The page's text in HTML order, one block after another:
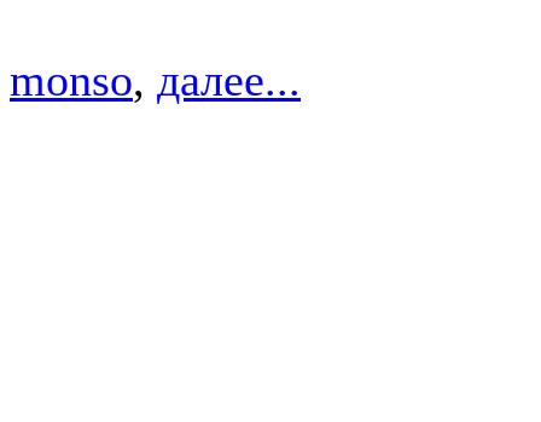
monso, далее...